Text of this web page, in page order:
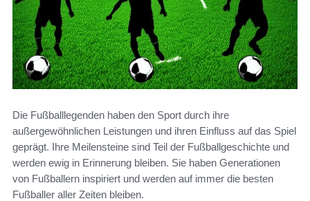
Die Fußballlegenden haben den Sport durch ihre
außergewöhnlichen Leistungen und ihren Einfluss auf das Spiel
geprägt. Ihre Meilensteine sind Teil der Fußballgeschichte und
werden ewig in Erinnerung bleiben. Sie haben Generationen
von Fußballern inspiriert und werden auf immer die besten
Fußballer aller Zeiten bleiben.